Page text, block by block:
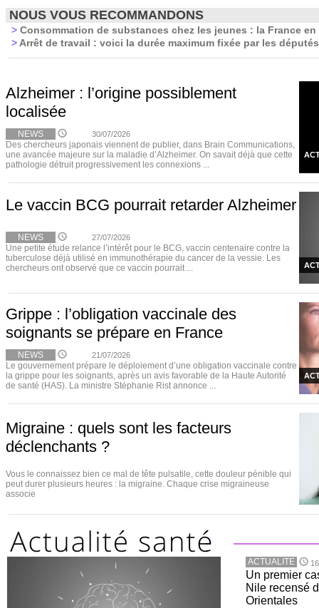
NOUS VOUS RECOMMANDONS
> Consommation de substances chez les jeunes : la France
> Arrêt de travail : voici la durée maximum fixée par les
Alzheimer : l’origine possiblement
localisée
NEWS 30/07/2026
Des chercheurs japonais viennent de publier, dans Brain Communications,
une avancée majeure sur la maladie d’Alzheimer. On savait déjà que cette
pathologie détruit progressivement les connexions ...
Le vaccin BCG pourrait retarder Alzheimer
NEWS 27/07/2026
Une petite étude relance l’intérêt pour le BCG, vaccin centenaire contre la
tuberculose déjà utilisé en immunothérapie du cancer de la vessie. Les
chercheurs ont observé que ce vaccin pourrait ...
Grippe : l’obligation vaccinale des
soignants se prépare en France
NEWS 21/07/2026
Le gouvernement prépare le déploiement d’une obligation vaccinale contre
la grippe pour les soignants, après un avis favorable de la Haute Autorité
de santé (HAS). La ministre Stéphanie Rist annonce ...
Migraine : quels sont les facteurs
déclenchants ?
Vous le connaissez bien ce mal de tête pulsatile, cette douleur pénible qui
peut durer plusieurs heures : la migraine. Chaque crise migraineuse
associe
ACTUALITE
Un premier
Nile recensé
Orientales